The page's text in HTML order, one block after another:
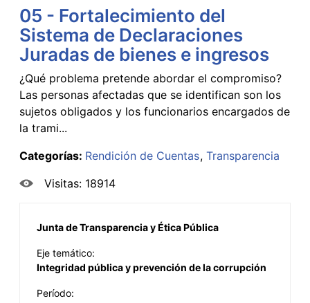
05 - Fortalecimiento del
Sistema de Declaraciones
Juradas de bienes e ingresos
¿Qué problema pretende abordar el compromiso?
Las personas afectadas que se identifican son los
sujetos obligados y los funcionarios encargados de
la trami...
Categorías: Rendición de Cuentas Transparencia
Visitas: 18914
Junta de Transparencia y Ética Pública
Eje temático:
Integridad pública y prevención de la corrupción
Período: